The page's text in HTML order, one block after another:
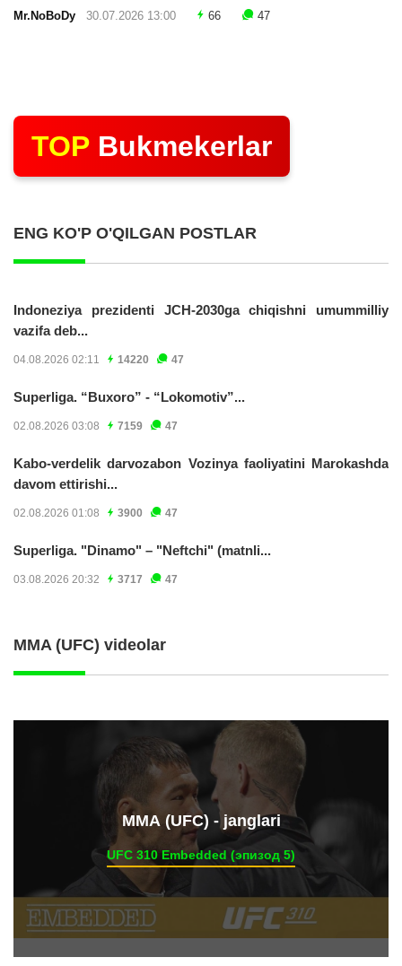
Mr.NoBoDy 30.07.2026 13:00 66 47
TOP Bukmekerlar
ENG KO'P O'QILGAN POSTLAR
Indoneziya prezidenti JCH-2030ga chiqishni umummilliy
vazifa deb...
04.08.2026 02:11 14220 47
Superliga. “Buxoro” - “Lokomotiv”...
02.08.2026 03:08 7159 47
Kabo-verdelik darvozabon Vozinya faoliyatini Marokashda
davom ettirishi...
02.08.2026 01:08 3900 47
Superliga. "Dinamo" – "Neftchi" (matnli...
03.08.2026 20:32 3717 47
MMA (UFC) videolar
ММА (UFC) - janglari
UFC 310 Embedded (эпизод 5)